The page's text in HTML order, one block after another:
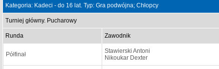
Kategoria: Kadeci - do 16 lat. Typ: Gra podwójna; Chłopcy
Turniej główny. Pucharowy
Runda Zawodnik
Półfinał
Stawierski Antoni
Nikoukar Dexter